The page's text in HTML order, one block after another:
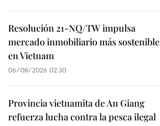
Resolución 21-NQ/TW impulsa
mercado inmobiliario más sostenible
en Vietnam
06/08/2026 02:30
Provincia vietnamita de An Giang
refuerza lucha contra la pesca ilegal